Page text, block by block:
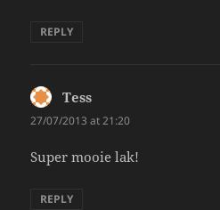
REPLY
Tess
27/07/2013 at 21:20
Super mooie lak!
REPLY